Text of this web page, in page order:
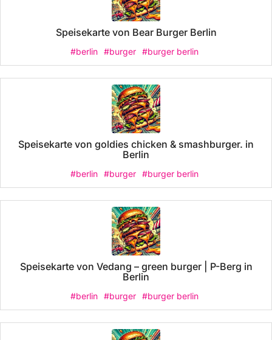
Speisekarte von Bear Burger Berlin
#berlin #burger #burger berlin
Speisekarte von goldies chicken & smashburger. in
Berlin
#berlin #burger #burger berlin
Speisekarte von Vedang – green burger | P-Berg in
Berlin
#berlin #burger #burger berlin